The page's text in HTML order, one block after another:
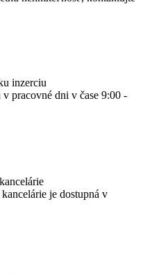
inzerciu
pracovné dni v čase 9:00 -
je dostupná v